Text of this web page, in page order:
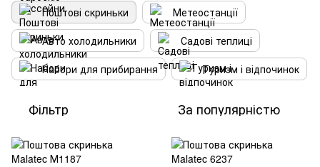
Поштові скриньки
Метеостанції
Авто холодильники
Садові теплиці
Набори для прибирання
Туризм і відпочинок
Фільтр За популярністю